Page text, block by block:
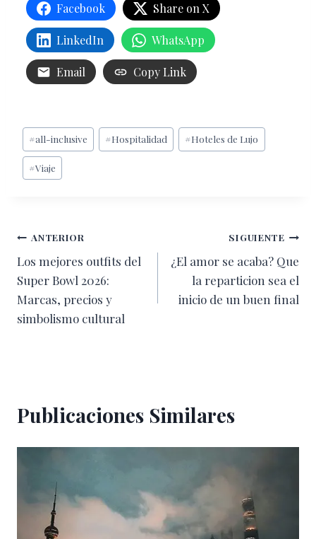
Facebook Share on X
LinkedIn WhatsApp
Email Copy Link
Etiquetas
de
la
#all-inclusive #Hospitalidad #Hoteles de Lujo
#Viaje
Navegación
de
entradas
ANTERIOR
Los mejores outfits del
Super Bowl 2026:
Marcas, precios y
simbolismo cultural
SIGUIENTE
¿El amor se acaba? Que
la reparticion sea el
inicio de un buen final
Publicaciones Similares